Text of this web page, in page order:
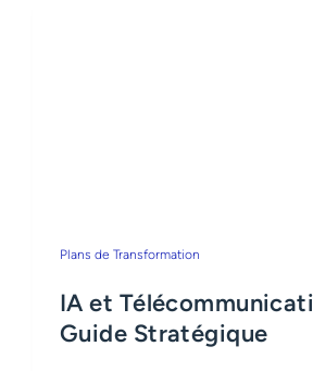
Plans de Transformation
IA et
Guide Stratégique